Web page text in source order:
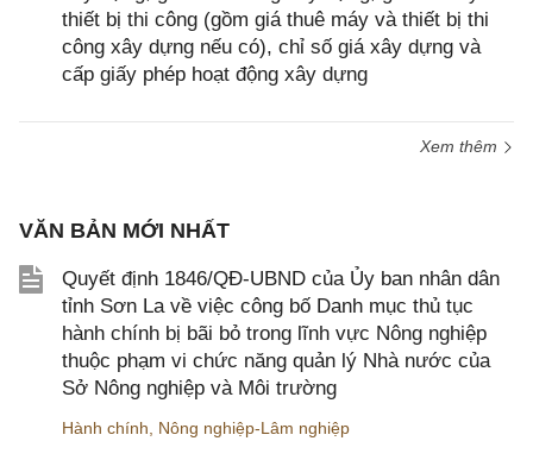
thiết bị thi công (gồm giá thuê máy và thiết bị thi
công xây dựng nếu có), chỉ số giá xây dựng và
cấp giấy phép hoạt động xây dựng
Xem thêm
VĂN BẢN MỚI NHẤT
Quyết định 1846/QĐ-UBND của Ủy ban nhân dân
tỉnh Sơn La về việc công bố Danh mục thủ tục
hành chính bị bãi bỏ trong lĩnh vực Nông nghiệp
thuộc phạm vi chức năng quản lý Nhà nước của
Sở Nông nghiệp và Môi trường
Hành chính Nông nghiệp-Lâm nghiệp